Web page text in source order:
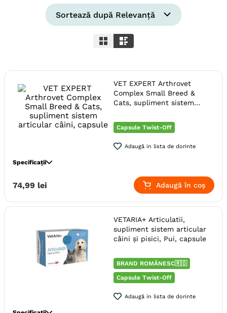
hrana uscata câini
10. recompense caini
Sortează după Relevanță
VET EXPERT Arthrovet
Complex Small Breed &
Cats, supliment sistem
Capsule Twist-Off
Adaugă in lista de dorinte
Specificații
Specie
Toy (XS)
Varsta
Senior Adult Adult (Sterilizat)
Junior
Indicatii Speciale
Sistem Articular
Forma farmaceutica
Flacon
Vet Expert
74,99 lei Adaugă în coș
VETARIA+ Articulatii,
supliment sistem articular
câini și pisici, Pui, capsule
BRAND ROMÂNESC🇷🇴
Capsule Twist-Off
Adaugă in lista de dorinte